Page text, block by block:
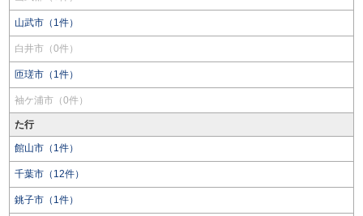
山武市（1件）
白井市（0件）
匝瑳市（1件）
袖ケ浦市（0件）
た行
館山市（1件）
千葉市（12件）
銚子市（1件）